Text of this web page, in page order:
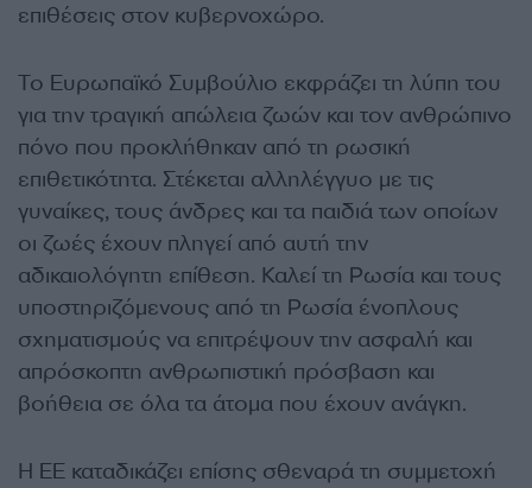
επιθέσεις στον κυβερνοχώρο.
Το Ευρωπαϊκό Συμβούλιο εκφράζει τη λύπη του
για την τραγική απώλεια ζωών και τον ανθρώπινο
πόνο που προκλήθηκαν από τη ρωσική
επιθετικότητα. Στέκεται αλληλέγγυο με τις
γυναίκες, τους άνδρες και τα παιδιά των οποίων
οι ζωές έχουν πληγεί από αυτή την
αδικαιολόγητη επίθεση. Καλεί τη Ρωσία και τους
υποστηριζόμενους από τη Ρωσία ένοπλους
σχηματισμούς να επιτρέψουν την ασφαλή και
απρόσκοπτη ανθρωπιστική πρόσβαση και
βοήθεια σε όλα τα άτομα που έχουν ανάγκη.
Η ΕΕ καταδικάζει επίσης σθεναρά τη συμμετοχή